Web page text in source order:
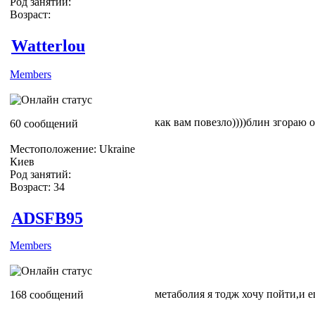
Возраст:
Watterlou
Members
60 сообщений
Местоположение: Ukraine
Киев
Род занятий:
Возраст: 34
как вам повезло))))блин згораю
ADSFB95
Members
168 сообщений метаболия я тодж хочу пойти,и